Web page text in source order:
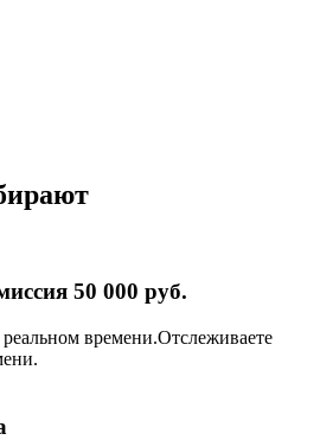
50 000 руб.
времени.Отслеживаете